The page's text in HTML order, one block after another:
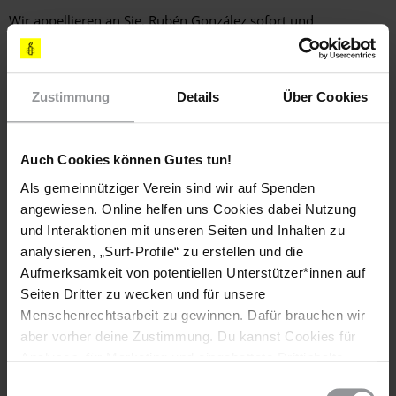
Zustimmung Details Über Cookies
Auch Cookies können Gutes tun!
Als gemeinnütziger Verein sind wir auf Spenden
angewiesen. Online helfen uns Cookies dabei Nutzung
und Interaktionen mit unseren Seiten und Inhalten zu
analysieren, „Surf-Profile“ zu erstellen und die
Aufmerksamkeit von potentiellen Unterstützer*innen auf
Seiten Dritter zu wecken und für unsere
Menschenrechtsarbeit zu gewinnen. Dafür brauchen wir
aber vorher deine Zustimmung. Du kannst Cookies für
Wir appellieren an Sie, Rubén González sofort und
bedingungslos freizulassen, da er ein gewaltloser politischer
Gefangener ist.
Die venezolanische Verfassung schützt die Gründung und
Außerdem fordern wir von Ihnen, willkürliche Festnahmen
nicht mehr als Maßnahme gegen abweichende politische
Meinungen einzusetzen.
Mit freundlichen Grüßen
Hintergrundinformation